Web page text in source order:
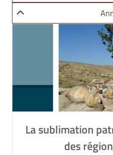
La sublimation
des